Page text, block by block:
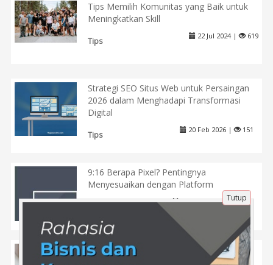
Tips Memilih Komunitas yang Baik untuk
Meningkatkan Skill
Tips
22 Jul 2024 | 619
Strategi SEO Situs Web untuk Persaingan
2026 dalam Menghadapi Transformasi
Digital
Tips
20 Feb 2026 | 151
9:16 Berapa Pixel? Pentingnya
Menyesuaikan dengan Platform
25 Maret 2025 | 483
Apakah Mesin Pencari Bisa Memanipulasi
Hasil Pencarian? Fakta atau Mitos?
Tutup